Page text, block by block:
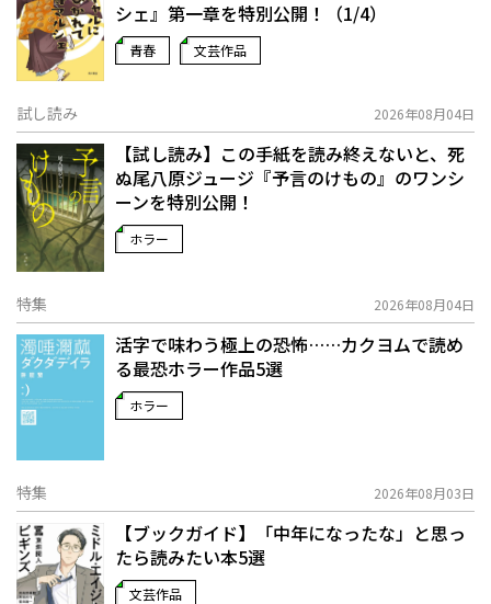
シェ』第一章を特別公開！（1/4）
青春 文芸作品
試し読み 2026年08月04日
【試し読み】この手紙を読み終えないと、死
ぬ――尾八原ジュージ『予言のけもの』のワンシ
ーンを特別公開！
ホラー
特集 2026年08月04日
活字で味わう極上の恐怖……カクヨムで読め
る最恐ホラー作品5選
ホラー
特集 2026年08月03日
【ブックガイド】「中年になったな」と思っ
たら読みたい本5選
文芸作品